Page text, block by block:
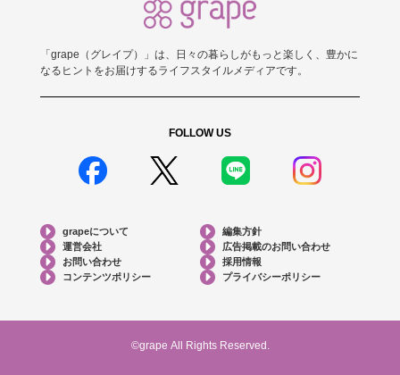
「grape（グレイプ）」は、日々の暮らしがもっと楽しく、豊かに
なるヒントをお届けするライフスタイルメディアです。
FOLLOW US
grapeについて
編集方針
運営会社
広告掲載のお問い合わせ
お問い合わせ
採用情報
コンテンツポリシー
プライバシーポリシー
©grape All Rights Reserved.